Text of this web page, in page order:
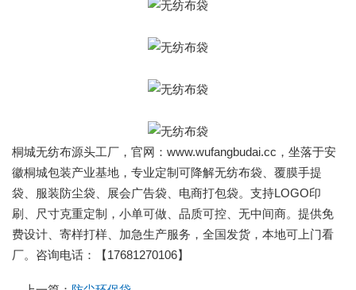
桐城无纺布源头工厂，官网：www.wufangbudai.cc，坐落于安
徽桐城包装产业基地，专业定制可降解无纺布袋、覆膜手提
袋、服装防尘袋、展会广告袋、电商打包袋。支持LOGO印
刷、尺寸克重定制，小单可做、品质可控、无中间商。提供免
费设计、寄样打样、加急生产服务，全国发货，本地可上门看
厂。咨询电话：【17681270106】